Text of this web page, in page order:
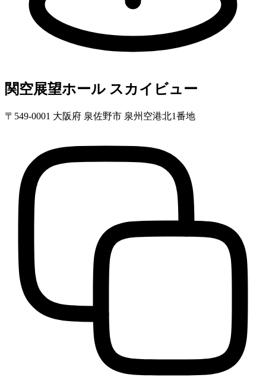
関空展望ホール スカイビュー
〒549-0001 大阪府 泉佐野市 泉州空港北1番地